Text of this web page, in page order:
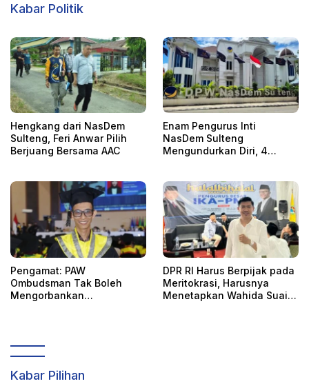
Kabar Politik
Hengkang dari NasDem
Sulteng, Feri Anwar Pilih
Berjuang Bersama AAC
Enam Pengurus Inti
NasDem Sulteng
Mengundurkan Diri, 4
Pengamat: PAW
Ombudsman Tak Boleh
Mengorbankan
DPR RI Harus Berpijak pada
Meritokrasi, Harusnya
Menetapkan Wahida Suaib
Kabar Pilihan